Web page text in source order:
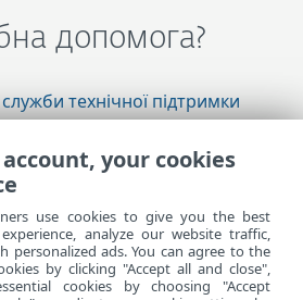
допомога?
технічної підтримки
ESET
інформація
підтримки
your cookies
use cookies to give you the best
analyze our website traffic,
personalized ads. You can agree to the
by clicking "Accept all and close",
cookies by choosing "Accept